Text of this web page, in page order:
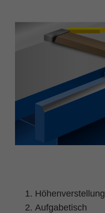
Höhenverstellung
Aufgabetisch